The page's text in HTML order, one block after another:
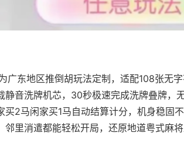
广东地区推倒胡玩法定制，适配108张无
音洗牌机芯，30秒极速完成洗牌叠牌，
2马闲家买1马自动结算计分，机身稳固
里消遣都能轻松开局，还原地道粤式麻